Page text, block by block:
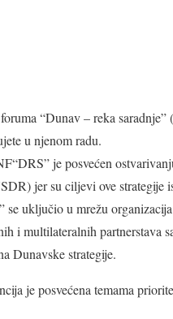
“Dunav – reka
u njenom radu.
je posvećen
jer su ciljevi ove
se uključio u mrežu
i multilateralnih
Dunavske strategije.
je posvećena temama